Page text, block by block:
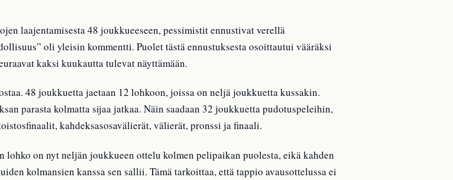
laajentamisesta 48 joukkueeseen, pessimistit ennustivat verellä
oli yleisin kommentti. Puolet tästä ennustuksesta osoittautui vääräksi
kaksi kuukautta tulevat näyttämään.
48 joukkuetta jaetaan 12 lohkoon, joissa on neljä joukkuetta kussakin.
parasta kolmatta sijaa jatkaa. Näin saadaan 32 joukkuetta pudotuspeleihin,
kahdeksasosavälierät, välierät, pronssi ja finaali.
on nyt neljän joukkueen ottelu kolmen pelipaikan puolesta, eikä kahden
kolmansien kanssa sen sallii. Tämä tarkoittaa, että tappio avausottelussa ei